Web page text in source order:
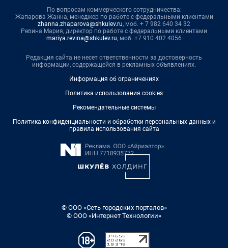
По вопросам коммерческого сотрудничества:
Жапарова Жанна, менеджер по работе с федеральными клиентами
zhanna.zhaparova@shkulev.ru, моб. + 7 982 640 34 32
Ревина Мария, директор по работе с федеральными клиентами
mariya.revina@shkulev.ru, моб. +7 910 402 4056
Редакция сайта не несет ответственности за достоверность
информации, содержащейся в рекламных объявлениях.
Информация об ограничениях
Политика использования cookies
Рекомендательные системы
Политика конфиденциальности и обработки персональных данных и
правила использования сайта
© ООО «Сеть городских порталов»
© ООО «Интернет Технологии»